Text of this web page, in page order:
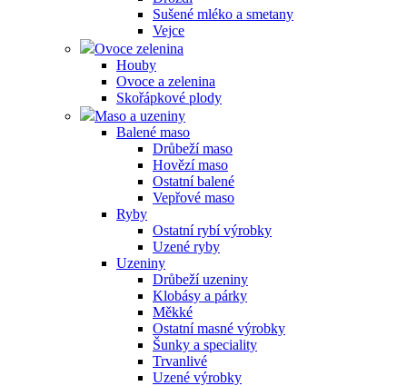
Sušené mléko a smetany
Vejce
Ovoce zelenina
Houby
Ovoce a zelenina
Skořápkové plody
Maso a uzeniny
Balené maso
Drůbeží maso
Hovězí maso
Ostatní balené
Vepřové maso
Ryby
Ostatní rybí výrobky
Uzené ryby
Uzeniny
Drůbeží uzeniny
Klobásy a párky
Měkké
Ostatní masné výrobky
Šunky a speciality
Trvanlivé
Uzené výrobky